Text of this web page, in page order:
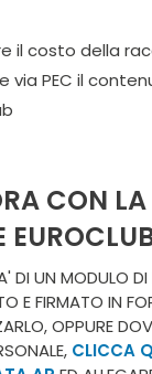
il costo della
via PEC il
CON
DI UN MODULO
E FIRMATO IN
OPPURE
CLICCA